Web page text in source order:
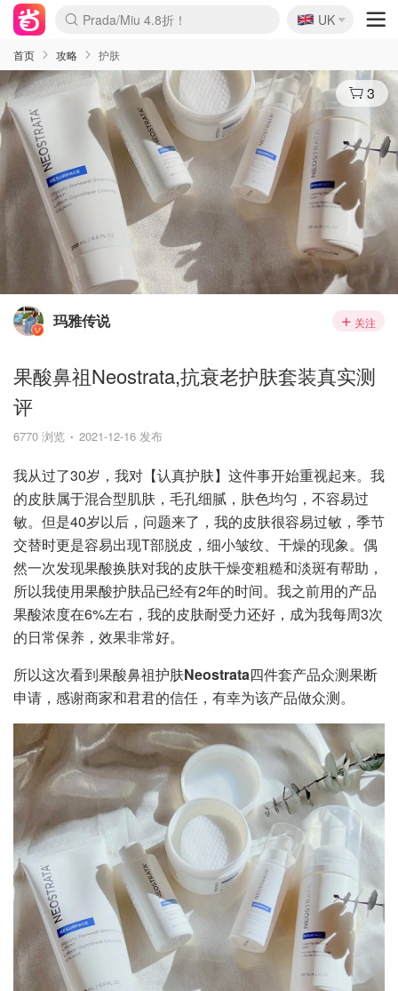
麦卢卡蜂蜜夏促！个位数！
Prada/Miu 4.8折！
啥？必胜客披萨5折！
🇬🇧
UK
首页 攻略 护肤
3
玛雅传说 关注
果酸鼻祖Neostrata,抗衰老护肤套装真实测
评
6770 浏览 2021-12-16 发布
我从过了30岁，我对【认真护肤】这件事开始重视起来。我
的皮肤属于混合型肌肤，毛孔细腻，肤色均匀，不容易过
敏。但是40岁以后，问题来了，我的皮肤很容易过敏，季节
交替时更是容易出现T部脱皮，细小皱纹、干燥的现象。偶
然一次发现果酸换肤对我的皮肤干燥变粗糙和淡斑有帮助，
所以我使用果酸护肤品已经有2年的时间。我之前用的产品
果酸浓度在6%左右，我的皮肤耐受力还好，成为我每周3次
的日常保养，效果非常好。
所以这次看到果酸鼻祖护肤Neostrata四件套产品众测果断
申请，感谢商家和君君的信任，有幸为该产品做众测。